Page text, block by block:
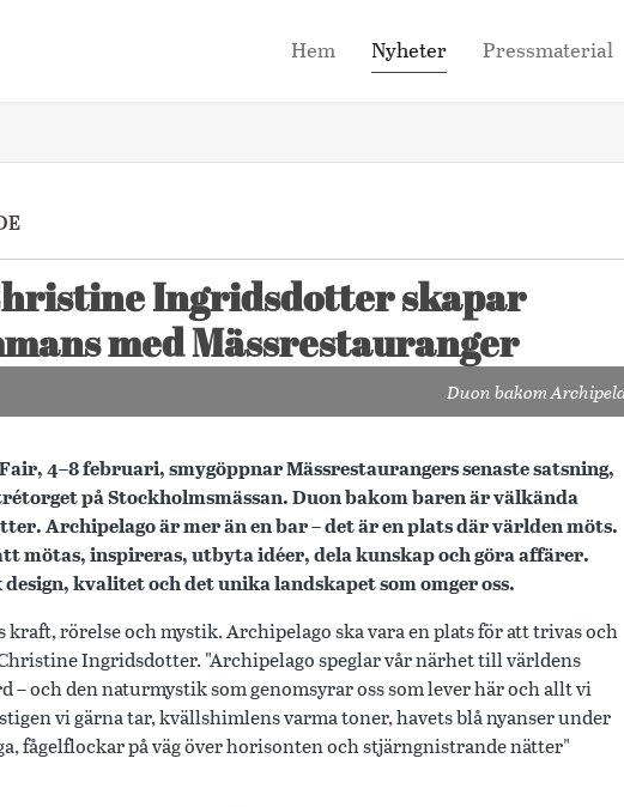
Hem Nyheter Pressmaterial
Ingridsdotter skapar
med Mässrestauranger
Duon bakom
4–8 februari, smygöppnar Mässrestaurangers senaste satsning,
på Stockholmsmässan. Duon bakom baren är välkända
Archipelago är mer än en bar – det är en plats där världen möts.
mötas, inspireras, utbyta idéer, dela kunskap och göra affärer.
kvalitet och det unika landskapet som omger oss.
kraft, rörelse och mystik. Archipelago ska vara en plats för att trivas och
Ingridsdotter. "Archipelago speglar vår närhet till världens
– och den naturmystik som genomsyrar oss som lever här och allt vi
vi gärna tar, kvällshimlens varma toner, havets blå nyanser under
fågelflockar på väg över horisonten och stjärngnistrande nätter"